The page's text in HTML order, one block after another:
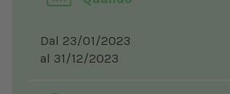
Dal 23/01/2023
al 31/12/2023